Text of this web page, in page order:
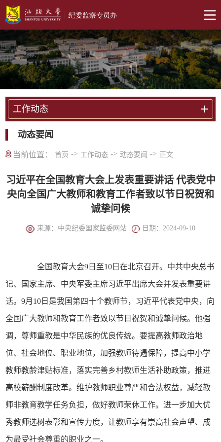
工作动态
动态要闻
当前位置： 首页 -> 工作动态 -> 动态要闻 -> 正文
习近平在全国教育大会上发表重要讲话 代表党中
央向全国广大教师和教育工作者致以节日祝贺和
诚挚问候
来源：中央纪委国家监委网站 日期：2024-09-10
全国教育大会9日至10日在北京召开。中共中央总书
记、国家主席、中央军委主席习近平出席大会并发表重要讲
话。9月10日是我国第四十个教师节，习近平代表党中央，向
全国广大教师和教育工作者致以节日祝贺和诚挚问候。他强
调，尊师重教是中华民族的优良传统。要提高教师政治地
位、社会地位、职业地位，加强教师待遇保障，提高中小学
教师教龄津贴标准，落实完善乡村教师生活补助政策，推进
高校薪酬制度改革。维护教师职业尊严和合法权益，减轻教
师非教育教学任务负担，做好教师荣休工作。进一步加大优
秀教师选树表彰和宣传力度，让教师享有崇高社会声望、成
为最受社会尊重的职业之一。